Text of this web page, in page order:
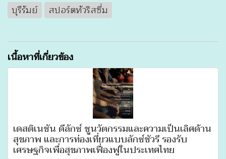
บุรีรัมย์ สปอร์ตทัวริสซึ่ม
เนื้อหาที่เกี่ยวข้อง
เดสติเนชั่น ดีลักซ์ ชูนวัตกรรมและความเป็นเลิศด้าน
สุขภาพ และการท่องเที่ยวแบบลักซ์ชัวรี รองรับ
เศรษฐกิจเพื่อสุขภาพเฟื่องฟูในประเทศไทย